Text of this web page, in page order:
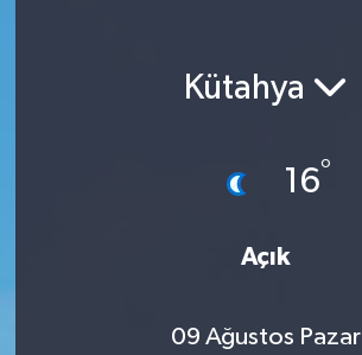
Kütahya
16°
Açık
09 Ağustos Pazar